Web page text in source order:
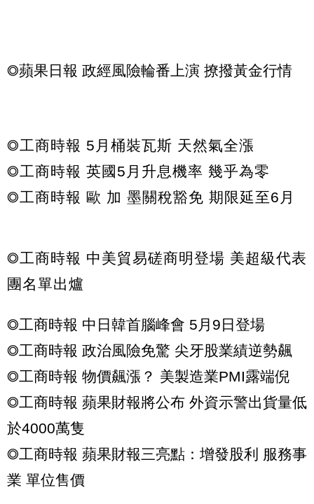
◎蘋果日報 政經風險輪番上演 撩撥黃金行情
◎工商時報 5月桶裝瓦斯 天然氣全漲
◎工商時報 英國5月升息機率 幾乎為零
◎工商時報 歐 加 墨關稅豁免 期限延至6月
◎工商時報 中美貿易磋商明登場 美超級代表
團名單出爐
◎工商時報 中日韓首腦峰會 5月9日登場
◎工商時報 政治風險免驚 尖牙股業績逆勢飆
◎工商時報 物價飆漲？ 美製造業PMI露端倪
◎工商時報 蘋果財報將公布 外資示警出貨量低
於4000萬隻
◎工商時報 蘋果財報三亮點：增發股利 服務事
業 單位售價